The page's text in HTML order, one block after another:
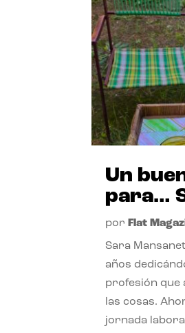
Un
para…
por Flat
Sara
años
profesión que
las cosas.
jornada